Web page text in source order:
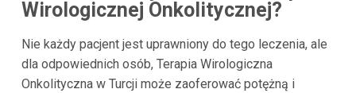
Wirologicznej Onkolitycznej?
Nie każdy pacjent jest uprawniony do tego leczenia, ale
dla odpowiednich osób, Terapia Wirologiczna
Onkolityczna w Turcji może zaoferować potężną i